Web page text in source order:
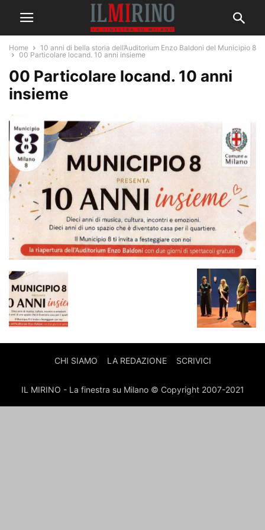
Home
10 anni di bella storia dell’Auditorium Enzo Baldoni del Municipio 8
00 Particolare locand. 10 anni insieme
00 Particolare locand. 10 anni
insieme
CHI SIAMO LA REDAZIONE SCRIVICI
IL MIRINO - La finestra su Milano © Copyright 2007-2021